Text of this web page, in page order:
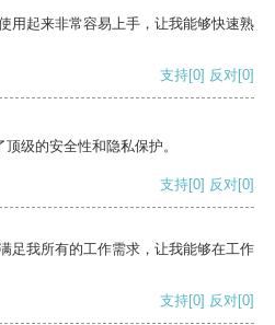
用起来非常容易上手，让我能够快速熟
支持[0] 反对[0]
级的安全性和隐私保护。
支持[0] 反对[0]
足我所有的工作需求，让我能够在工作
支持[0] 反对[0]